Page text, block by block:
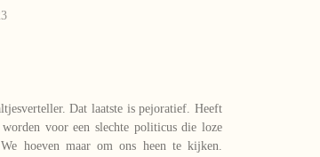
Dat laatste is pejoratief. Heeft
voor een slechte politicus die loze
hoeven maar om ons heen te kijken.